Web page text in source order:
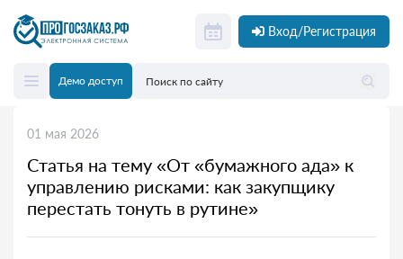
Вход/Регистрация
Демо доступ
01 мая 2026
Статья на тему «От «бумажного ада» к
управлению рисками: как закупщику
перестать тонуть в рутине»